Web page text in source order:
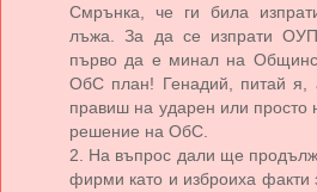
Смрънка, че ги била
лъжа. За да се изпрати ОУП
първо да е минал на
ОбС план! Генадий, питай я,
правиш на ударен или просто
решение на ОбС.
2. На въпрос дали ще
фирми като и изброиха